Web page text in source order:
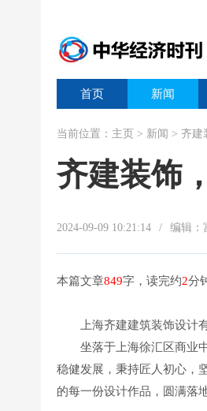
首页 新闻
当前位置： 主页 > 新闻 > 齐建
齐建装饰
2024-09-09 10:21:14 / 编辑：
本篇文章849字，读完约2分
上海齐建建筑装饰设
坐落于上海徐汇区商业
稳健发展，秉持匠人初心，
的每一份设计作品，圆满落